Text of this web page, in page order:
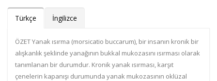
Türkçe İngilizce
ÖZET Yanak ısırma (morsicatio buccarum), bir insanın kronik bir
alışkanlık şeklinde yanağının bukkal mukozasını ısırması olarak
tanımlanan bir durumdur. Kronik yanak ısırması, karşıt
çenelerin kapanışı durumunda yanak mukozasının oklüzal